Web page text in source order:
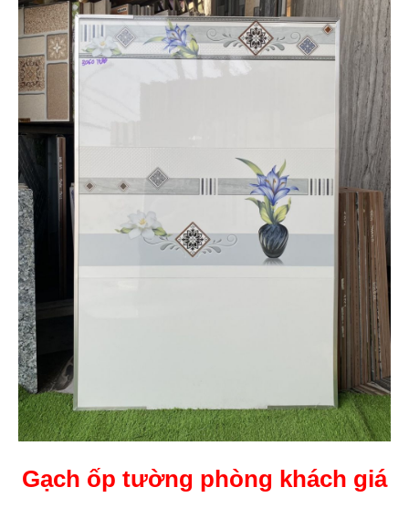
Gạch ốp tường phòng khách giá